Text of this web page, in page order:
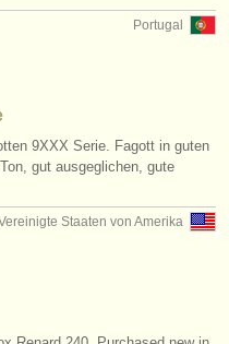
Portugal
9XXX Serie. Fagott in guten
gut ausgeglichen, gute
Staaten von Amerika